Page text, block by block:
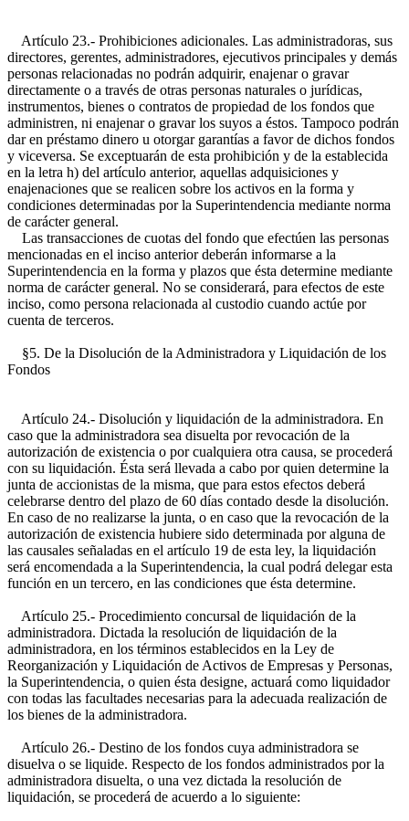
Artículo 23.- Prohibiciones adicionales. Las administradoras, sus
directores, gerentes, administradores, ejecutivos principales y demás
personas relacionadas no podrán adquirir, enajenar o gravar
directamente o a través de otras personas naturales o jurídicas,
instrumentos, bienes o contratos de propiedad de los fondos que
administren, ni enajenar o gravar los suyos a éstos. Tampoco podrán
dar en préstamo dinero u otorgar garantías a favor de dichos fondos
y viceversa. Se exceptuarán de esta prohibición y de la establecida
en la letra h) del artículo anterior, aquellas adquisiciones y
enajenaciones que se realicen sobre los activos en la forma y
condiciones determinadas por la Superintendencia mediante norma
de carácter general.
Las transacciones de cuotas del fondo que efectúen las personas
mencionadas en el inciso anterior deberán informarse a la
Superintendencia en la forma y plazos que ésta determine mediante
norma de carácter general. No se considerará, para efectos de este
inciso, como persona relacionada al custodio cuando actúe por
cuenta de terceros.
§5. De la Disolución de la Administradora y Liquidación de los
Fondos
Artículo 24.- Disolución y liquidación de la administradora. En
caso que la administradora sea disuelta por revocación de la
autorización de existencia o por cualquiera otra causa, se procederá
con su liquidación. Ésta será llevada a cabo por quien determine la
junta de accionistas de la misma, que para estos efectos deberá
celebrarse dentro del plazo de 60 días contado desde la disolución.
En caso de no realizarse la junta, o en caso que la revocación de la
autorización de existencia hubiere sido determinada por alguna de
las causales señaladas en el artículo 19 de esta ley, la liquidación
será encomendada a la Superintendencia, la cual podrá delegar esta
función en un tercero, en las condiciones que ésta determine.
Artículo 25.- Procedimiento concursal de liquidación de la
administradora. Dictada la resolución de liquidación de la
administradora, en los términos establecidos en la Ley de
Reorganización y Liquidación de Activos de Empresas y Personas,
la Superintendencia, o quien ésta designe, actuará como liquidador
con todas las facultades necesarias para la adecuada realización de
los bienes de la administradora.
Artículo 26.- Destino de los fondos cuya administradora se
disuelva o se liquide. Respecto de los fondos administrados por la
administradora disuelta, o una vez dictada la resolución de
liquidación, se procederá de acuerdo a lo siguiente: